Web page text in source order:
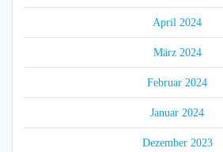
April 2024
März 2024
Februar 2024
Januar 2024
Dezember 2023